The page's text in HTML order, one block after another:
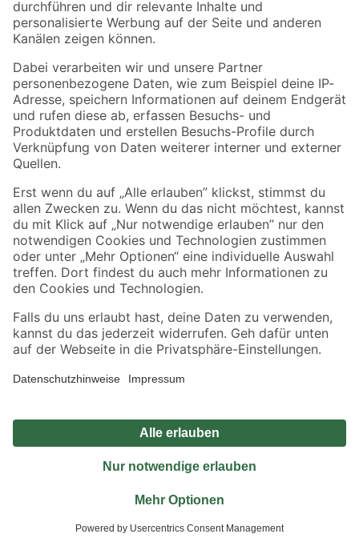
Folge uns
Zahlungsarten Versandarten
Sicher einkaufen
Jetzt die toom-App herunterladen
Alle Preisangaben in EUR inkl. gesetzl. MwSt.. Die dargestellten Angebote sind unter
Umständen nicht in allen Märkten verfügbar. Die angegebenen Verfügbarkeiten beziehen
Produkte nur solange der Vorrat reicht.
*Paketversand ab 59 € versandkostenfrei, gilt nicht für Artikel mit Speditionsversand, hier
Privatsphäre Impressum
Nutzungsbedingungen
Widerrufsrecht
Vertrag widerrufen
© 2026 toom Baumarkt GmbH